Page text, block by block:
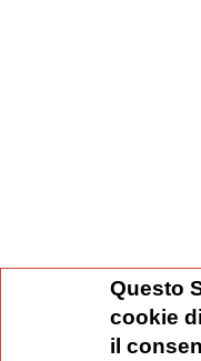
Questo
cookie
il